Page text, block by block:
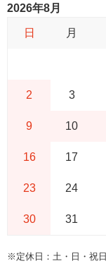
2026年8月
日 月
2 3
9 10
16 17
23 24
30 31
※定休日：土・日・祝日